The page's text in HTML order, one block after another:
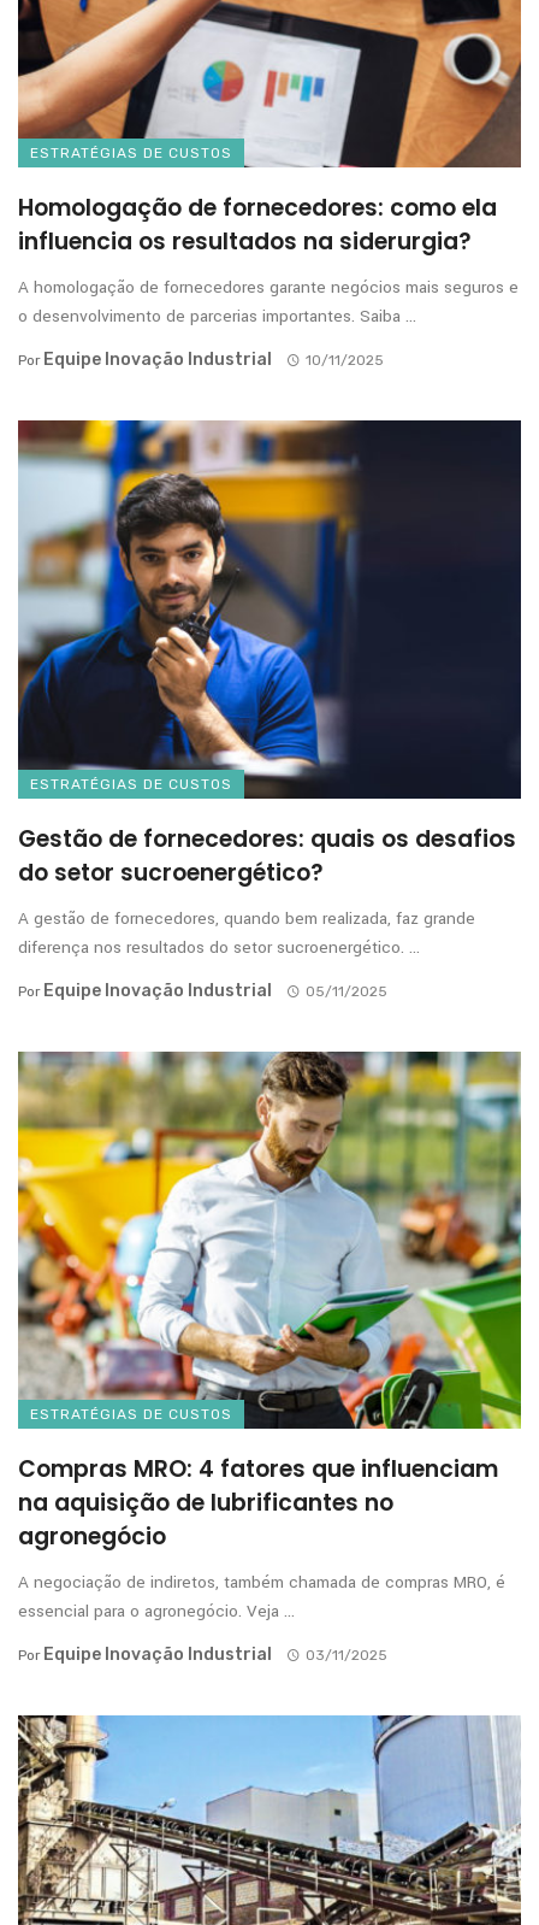
ESTRATÉGIAS DE CUSTOS
Homologação de fornecedores: como ela
influencia os resultados na siderurgia?
A homologação de fornecedores garante negócios mais seguros e
o desenvolvimento de parcerias importantes. Saiba ...
Por Equipe Inovação Industrial 10/11/2025
ESTRATÉGIAS DE CUSTOS
Gestão de fornecedores: quais os desafios
do setor sucroenergético?
A gestão de fornecedores, quando bem realizada, faz grande
diferença nos resultados do setor sucroenergético. ...
Por Equipe Inovação Industrial 05/11/2025
ESTRATÉGIAS DE CUSTOS
Compras MRO: 4 fatores que influenciam
na aquisição de lubrificantes no
agronegócio
A negociação de indiretos, também chamada de compras MRO, é
essencial para o agronegócio. Veja ...
Por Equipe Inovação Industrial 03/11/2025